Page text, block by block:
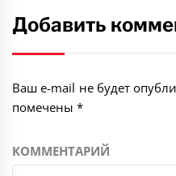
Добавить
Ваш e-mail не будет
помечены*
КОММЕНТАРИЙ